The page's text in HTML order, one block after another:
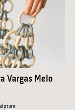
Vargas Melo